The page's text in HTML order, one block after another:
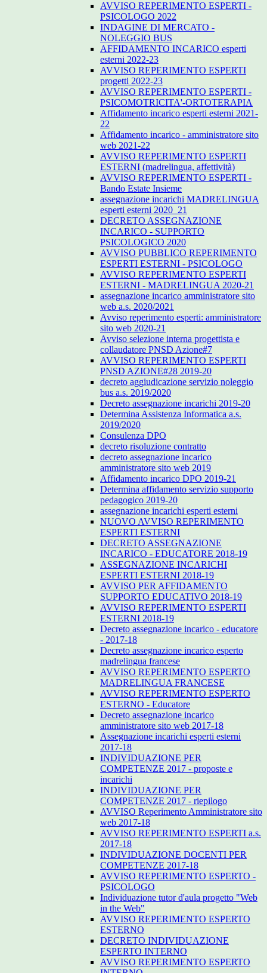
AVVISO REPERIMENTO ESPERTI -
PSICOLOGO 2022
INDAGINE DI MERCATO -
NOLEGGIO BUS
AFFIDAMENTO INCARICO esperti
esterni 2022-23
AVVISO REPERIMENTO ESPERTI
progetti 2022-23
AVVISO REPERIMENTO ESPERTI -
PSICOMOTRICITA'-ORTOTERAPIA
Affidamento incarico esperti esterni 2021-
22
Affidamento incarico - amministratore sito
web 2021-22
AVVISO REPERIMENTO ESPERTI
ESTERNI (madrelingua, affettività)
AVVISO REPERIMENTO ESPERTI -
Bando Estate Insieme
assegnazione incarichi MADRELINGUA
esperti esterni 2020_21
DECRETO ASSEGNAZIONE
INCARICO - SUPPORTO
PSICOLOGICO 2020
AVVISO PUBBLICO REPERIMENTO
ESPERTI ESTERNI - PSICOLOGO
AVVISO REPERIMENTO ESPERTI
ESTERNI - MADRELINGUA 2020-21
assegnazione incarico amministratore sito
web a.s. 2020/2021
Avviso reperimento esperti: amministratore
sito web 2020-21
Avviso selezione interna progettista e
collaudatore PNSD Azione#7
AVVISO REPERIMENTO ESPERTI
PNSD AZIONE#28 2019-20
decreto aggiudicazione servizio noleggio
bus a.s. 2019/2020
Decreto assegnazione incarichi 2019-20
Determina Assistenza Informatica a.s.
2019/2020
Consulenza DPO
decreto risoluzione contratto
decreto assegnazione incarico
amministratore sito web 2019
Affidamento incarico DPO 2019-21
Determina affidamento servizio supporto
pedagogico 2019-20
assegnazione incarichi esperti esterni
NUOVO AVVISO REPERIMENTO
ESPERTI ESTERNI
DECRETO ASSEGNAZIONE
INCARICO - EDUCATORE 2018-19
ASSEGNAZIONE INCARICHI
ESPERTI ESTERNI 2018-19
AVVISO PER AFFIDAMENTO
SUPPORTO EDUCATIVO 2018-19
AVVISO REPERIMENTO ESPERTI
ESTERNI 2018-19
Decreto assegnazione incarico - educatore
- 2017-18
Decreto assegnazione incarico esperto
madrelingua francese
AVVISO REPERIMENTO ESPERTO
MADRELINGUA FRANCESE
AVVISO REPERIMENTO ESPERTO
ESTERNO - Educatore
Decreto assegnazione incarico
amministratore sito web 2017-18
Assegnazione incarichi esperti esterni
2017-18
INDIVIDUAZIONE PER
COMPETENZE 2017 - proposte e
incarichi
INDIVIDUAZIONE PER
COMPETENZE 2017 - riepilogo
AVVISO Reperimento Amministratore sito
web 2017-18
AVVISO REPERIMENTO ESPERTI a.s.
2017-18
INDIVIDUAZIONE DOCENTI PER
COMPETENZE 2017-18
AVVISO REPERIMENTO ESPERTO -
PSICOLOGO
Individuazione tutor d'aula progetto "Web
in the Web"
AVVISO REPERIMENTO ESPERTO
ESTERNO
DECRETO INDIVIDUAZIONE
ESPERTO INTERNO
AVVISO REPERIMENTO ESPERTO